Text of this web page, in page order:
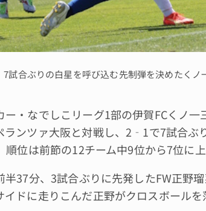
7試合ぶりの白星を呼び込む先制弾を決めたく
・なでしこリーグ1部の伊賀FCくノ
ランツァ大阪と対戦し、2‐1で7試合ぶ
順位は前節の12チーム中9位から7位に上
37分、3試合ぶりに先発したFW正野
イドに走りこんだ正野がクロスボール